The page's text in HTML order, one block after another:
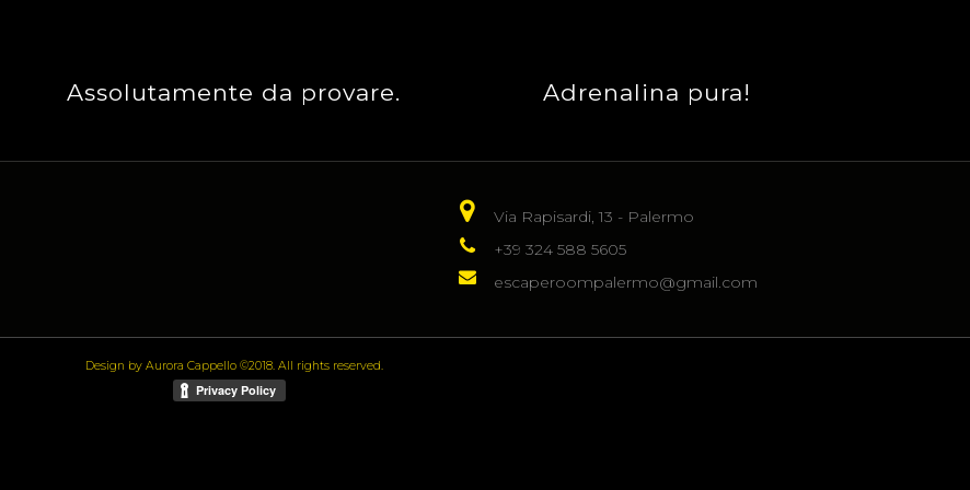
Assolutamente da provare. Adrenalina pura!
Via Rapisardi, 13 - Palermo
+39 324 588 5605
escaperoompalermo@gmail.com
Design by Aurora Cappello ©2018. All rights reserved.